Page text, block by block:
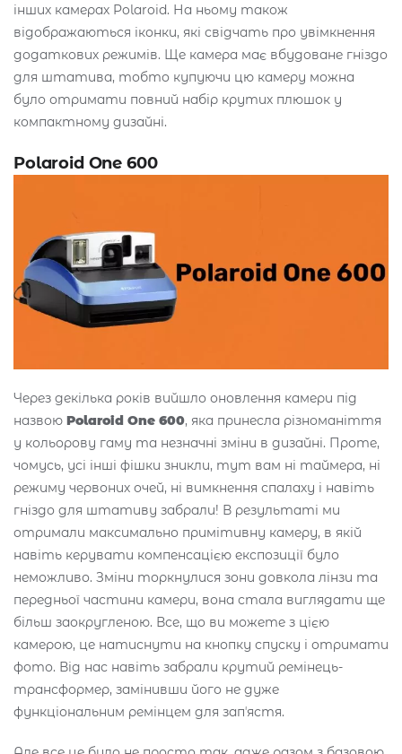
інших камерах Polaroid. На ньому також
відображаються іконки, які свідчать про увімкнення
додаткових режимів. Ще камера має вбудоване гніздо
для штатива, тобто купуючи цю камеру можна
було отримати повний набір крутих плюшок у
компактному дизайні.
Polaroid One 600
Через декілька років вийшло оновлення камери під
назвою Polaroid One 600, яка принесла різноманіття
у кольорову гаму та незначні зміни в дизайні. Проте,
чомусь, усі інші фішки зникли, тут вам ні таймера, ні
режиму червоних очей, ні вимкнення спалаху і навіть
гніздо для штативу забрали! В результаті ми
отримали максимально примітивну камеру, в якій
навіть керувати компенсацією експозиції було
неможливо. Зміни торкнулися зони довкола лінзи та
передньої частини камери, вона стала виглядати ще
більш заокругленою. Все, що ви можете з цією
камерою, це натиснути на кнопку спуску і отримати
фото. Від нас навіть забрали крутий ремінець-
трансформер, замінивши його не дуже
функціональним ремінцем для запʼястя.